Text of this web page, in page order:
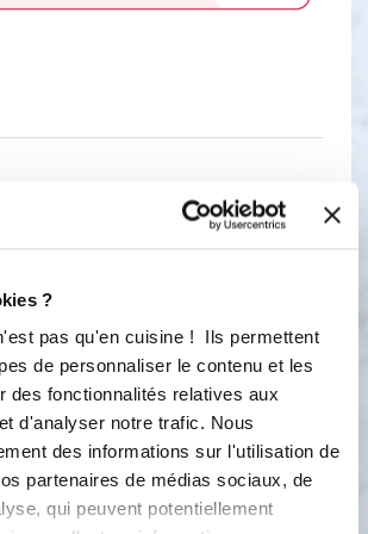
?
pas qu'en cuisine ! Ils permettent
de personnaliser le contenu et les
des fonctionnalités relatives aux
d'analyser notre trafic. Nous
des informations sur l'utilisation de
partenaires de médias sociaux, de
qui peuvent potentiellement
Dans un cul-de-poule, mélangez au
fouet le sucre glace, la poudre
Mélangez. Faites chauffer le beurre
jusqu’à ce que vous obteniez un
beurre noisette et versez-le dans la
pâte en le filtrant pour éliminer les
impuretés. Laissez refroidir un peu
avant d'ajouter les pépites de
chocolat. Préchauffez votre four à
170°C (th. 5-6) et placez votre moule
sur une plaque perforée. Garnissez les